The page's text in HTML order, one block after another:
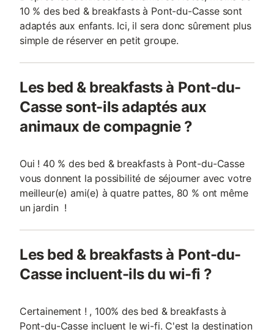
10 % des bed & breakfasts à Pont-du-Casse sont
adaptés aux enfants. Ici, il sera donc sûrement plus
simple de réserver en petit groupe.
Les bed & breakfasts à Pont-du-
Casse sont-ils adaptés aux
animaux de compagnie ?
Oui ! 40 % des bed & breakfasts à Pont-du-Casse
vous donnent la possibilité de séjourner avec votre
meilleur(e) ami(e) à quatre pattes, 80 % ont même
un jardin !
Les bed & breakfasts à Pont-du-
Casse incluent-ils du wi-fi ?
Certainement ! , 100% des bed & breakfasts à
Pont-du-Casse incluent le wi-fi. C'est la destination